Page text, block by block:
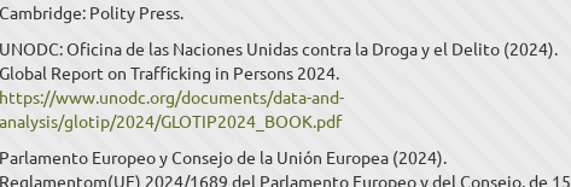
Cambridge: Polity Press.
UNODC: Oficina de las Naciones Unidas contra la Droga y el Delito (2024).
Global Report on Trafficking in Persons 2024.
https://www.unodc.org/documents/data-and-
analysis/glotip/2024/GLOTIP2024_BOOK.pdf
Parlamento Europeo y Consejo de la Unión Europea (2024).
Reglamentom(UE) 2024/1689 del Parlamento Europeo y del Consejo, de 15